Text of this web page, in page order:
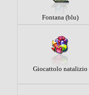
Fontana (blu)
Giocattolo natalizio